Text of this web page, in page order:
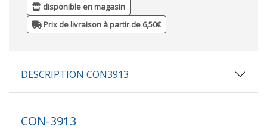
disponible en magasin
Prix de livraison à partir de 6,50€
DESCRIPTION CON3913
CON-3913